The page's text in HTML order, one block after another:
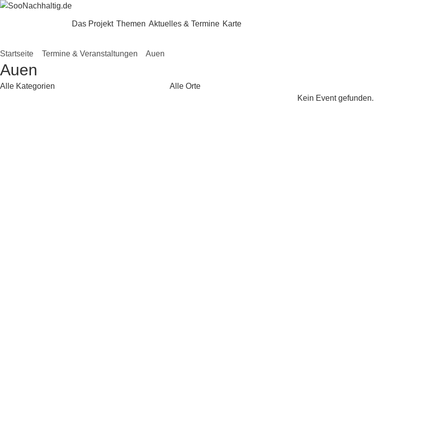
Zum Hauptinhalt springen
Das Projekt Themen Aktuelles & Termine Karte
Startseite Termine & Veranstaltungen Auen
Auen
Nach Kategorie filtern
Nach Kategorie filtern
Kein Event gefunden.